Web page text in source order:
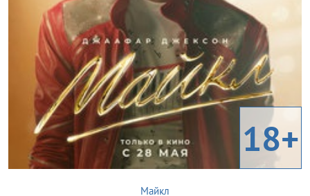
18+
Майкл